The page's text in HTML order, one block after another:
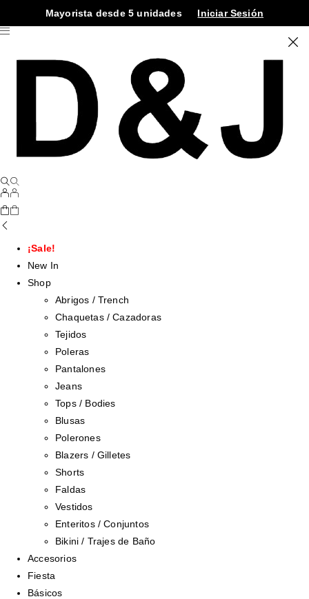
Mayorista desde 5 unidades Iniciar Sesión
¡Sale!
New In
Shop
Abrigos / Trench
Chaquetas / Cazadoras
Tejidos
Poleras
Pantalones
Jeans
Tops / Bodies
Blusas
Polerones
Blazers / Gilletes
Shorts
Faldas
Vestidos
Enteritos / Conjuntos
Bikini / Trajes de Baño
Accesorios
Fiesta
Básicos